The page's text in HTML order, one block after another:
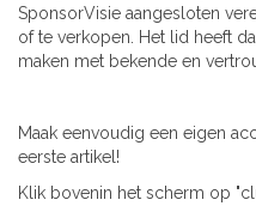
SponsorVisie aangesloten
of te verkopen. Het lid heeft
maken met bekende en
Maak eenvoudig een eigen
eerste artikel!
Klik bovenin het scherm op